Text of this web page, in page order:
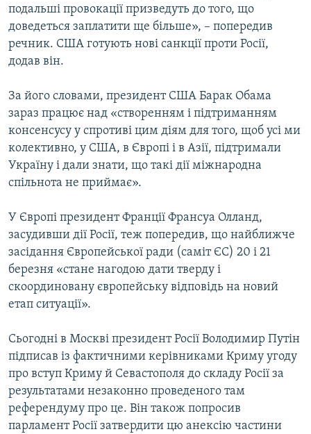
подальші провокації призведуть до того, що
доведеться заплатити ще більше», – попередив
речник. США готують нові санкції проти Росії,
додав він.
За його словами, президент США Барак Обама
зараз працює над «створенням і підтриманням
консенсусу у спротиві цим діям для того, щоб усі ми
колективно, у США, в Європі і в Азії, підтримали
Україну і дали знати, що такі дії міжнародна
спільнота не приймає».
У Європі президент Франції Франсуа Олланд,
засудивши дії Росії, теж попередив, що найближче
засідання Європейської ради (саміт ЄС) 20 і 21
березня «стане нагодою дати тверду і
скоординовану європейську відповідь на новий
етап ситуації».
Сьогодні в Москві президент Росії Володимир Путін
підписав із фактичними керівниками Криму угоду
про вступ Криму й Севастополя до складу Росії за
результатами незаконно проведеного там
референдуму про це. Він також попросив
парламент Росії затвердити цю анексію частини